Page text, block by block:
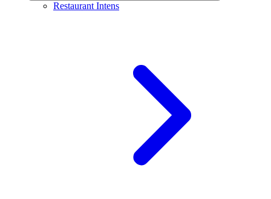
Restaurant Intens